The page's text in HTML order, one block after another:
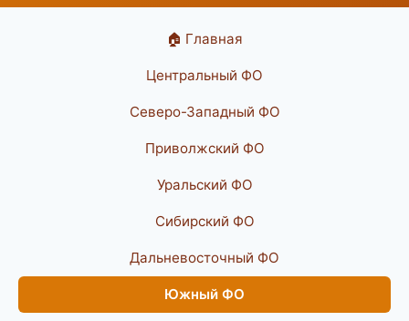
🏠 Главная
Центральный ФО
Северо-Западный ФО
Приволжский ФО
Уральский ФО
Сибирский ФО
Дальневосточный ФО
Южный ФО